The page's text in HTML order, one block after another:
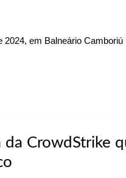
2024, em Balneário Camboriú
da CrowdStrike